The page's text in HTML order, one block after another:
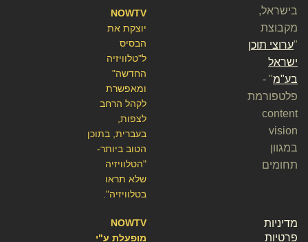
NOWTV
יוצקת את
הבסיס
ל"טלוויזיה
החדשה"
ומאפשרת
לקהל הרחב
לצפות,
בעברית, בתוכן
הטוב ביותר-
"הטלוויזיה
שלא תראו
בטלוויזיה".
NOWTV
מופעלת ע"י
בישראל,
מקבוצת
"ערוצי תוכן
ישראל
בע"מ" -
פלטפורמת
content
vision
במגוון
תחומים
מדיניות
פרטיות